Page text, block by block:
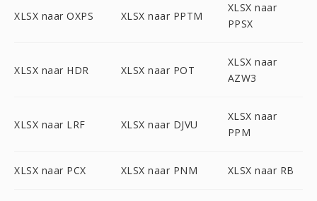
XLSX naar OXPS XLSX naar PPTM
XLSX naar
PPSX
XLSX naar HDR XLSX naar POT
XLSX naar
AZW3
XLSX naar LRF XLSX naar DJVU
XLSX naar
PPM
XLSX naar PCX XLSX naar PNM XLSX naar RB